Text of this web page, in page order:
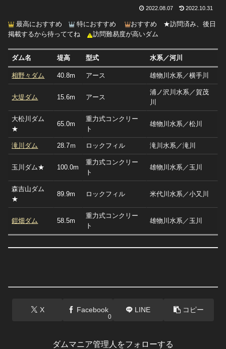
2022.08.07 2022.10.31
最高におすすめ 特におすすめ
おすすめ ★訪問済み、後日
掲載するから待っててね
訪問難易度が高いダム
ダム名 堤高 型式 水系／河川
相野々ダム 40.8m アース 雄物川水系／横手川
大堤ダム 15.6m アース
浦ノ沢川水系／賀茂
川
大松川ダム
★
65.0m
重力式コンクリー
ト
雄物川水系／松川
滝川ダム 28.7ｍ ロックフィル 滝川水系／滝川
玉川ダム★ 100.0m
重力式コンクリー
ト
雄物川水系／玉川
森吉山ダム
★
89.9m ロックフィル 米代川水系／小又川
鎧畑ダム 58.5m
重力式コンクリー
ト
雄物川水系／玉川
X Facebook
0
LINE コピー
ダムマニア管理人をフォローする